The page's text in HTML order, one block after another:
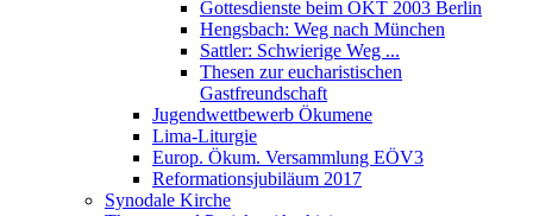
Gottesdienste beim ÖKT 2003 Berlin
Hengsbach: Weg nach München
Sattler: Schwierige Weg ...
Thesen zur eucharistischen
Gastfreundschaft
Jugendwettbewerb Ökumene
Lima-Liturgie
Europ. Ökum. Versammlung EÖV3
Reformationsjubiläum 2017
Synodale Kirche